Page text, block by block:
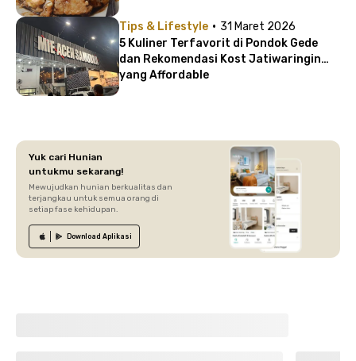
Tips & Lifestyle · 31 Maret 2026
5 Kuliner Terfavorit di Pondok Gede
dan Rekomendasi Kost Jatiwaringin
yang Affordable
Yuk cari Hunian
untukmu sekarang!
Mewujudkan hunian berkualitas dan
terjangkau untuk semua orang di
setiap fase kehidupan.
Download Aplikasi